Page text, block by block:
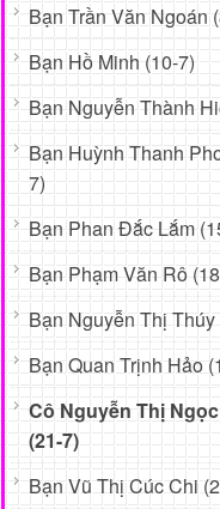
Bạn Trần Văn Ngoán
Bạn Hồ Minh (10-7)
Bạn Nguyễn Thành
Bạn Huỳnh Thanh
7)
Bạn Phan Đắc Lắm
Bạn Phạm Văn Rô
Bạn Nguyễn Thị Thúy
Bạn Quan Trịnh Hảo
Cô Nguyễn Thị
(21-7)
Bạn Vũ Thị Cúc Chi